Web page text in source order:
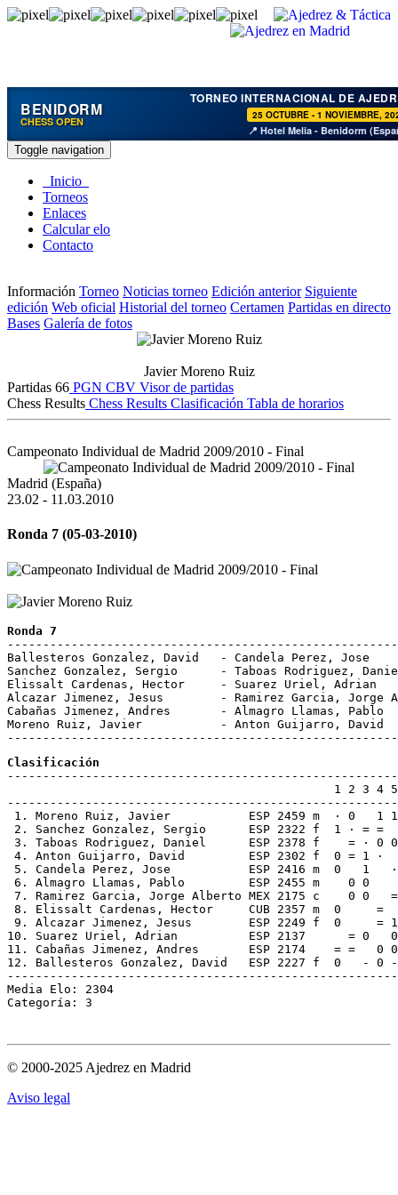
BENIDORM
CHESS OPEN
TORNEO INTERNACIONAL DE
25 OCTUBRE - 1 NOVIEMBRE,
📍 Hotel Melia - Benidorm
Toggle navigation
Inicio
Torneos
Enlaces
Calcular elo
Contacto
Información Torneo Noticias torneo Edición anterior Siguiente
edición Web oficial Historial del torneo Certamen Partidas en directo
Bases Galería de fotos
Javier Moreno Ruiz
Partidas 66 PGN CBV Visor de partidas
Chess Results Chess Results Clasificación Tabla de horarios
Campeonato Individual de Madrid 2009/2010 - Final
Madrid (España)
23.02 - 11.03.2010
Ronda 7 (05-03-2010)
Ronda 7
Ballesteros Gonzalez, David   - Candela Perez,
Sanchez Gonzalez, Sergio      - Taboas Rodriguez,
Elissalt Cardenas, Hector     - Suarez Uriel,
Alcazar Jimenez, Jesus        - Ramirez Garcia, Jorge
Cabañas Jimenez, Andres       - Almagro Llamas,
Moreno Ruiz, Javier           - Anton Guijarro,
Clasificación
1 2 3 4
1. Moreno Ruiz, Javier           ESP 2459 m  · 0
2. Sanchez Gonzalez, Sergio      ESP 2322 f  1
3. Taboas Rodriguez, Daniel      ESP 2378 f    =
4. Anton Guijarro, David         ESP 2302 f  0 =
5. Candela Perez, Jose           ESP 2416 m  0
6. Almagro Llamas, Pablo         ESP 2455 m    0
7. Ramirez Garcia, Jorge Alberto MEX 2175 c    0
8. Elissalt Cardenas, Hector     CUB 2357 m  0
9. Alcazar Jimenez, Jesus        ESP 2249 f  0
10. Suarez Uriel, Adrian          ESP 2137      =
11. Cabañas Jimenez, Andres       ESP 2174    =
12. Ballesteros Gonzalez, David   ESP 2227 f  0
Media Elo: 2304
© 2000-2025 Ajedrez en Madrid
Aviso legal